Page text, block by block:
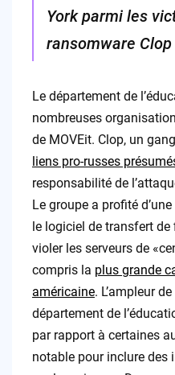
York parmi les
ransomware Clop
Le département de
nombreuses
de MOVEit. Clop, un
liens pro-russes
responsabilité de
Le groupe a profité
le logiciel de transfert de
violer les serveurs de
compris la plus grande
américaine. L’ampleur
département de
par rapport à certaines
notable pour inclure